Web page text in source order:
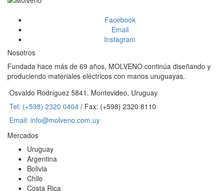
Facebook
Email
Instagram
Nosotros
Fundada hace más de 69 años, MOLVENO continúa diseñando y
produciendo materiales eléctricos con manos uruguayas.
Osvaldo Rodríguez 5841. Montevideo, Uruguay
Tel: (+598) 2320 0404 / Fax: (+598) 2320 8110
Email: info@molveno.com.uy
Mercados
Uruguay
Argentina
Bolivia
Chile
Costa Rica